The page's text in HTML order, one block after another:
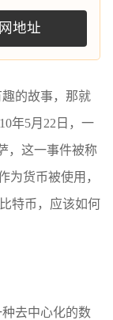
地址
的故事，那就
年5月22日，一
，这一事件被称
为货币被使用，
特币，应该如何
去中心化的数